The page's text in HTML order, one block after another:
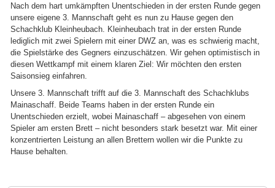
Nach dem hart umkämpften Unentschieden in der ersten Runde gegen
unsere eigene 3. Mannschaft geht es nun zu Hause gegen den
Schachklub Kleinheubach. Kleinheubach trat in der ersten Runde
lediglich mit zwei Spielern mit einer DWZ an, was es schwierig macht,
die Spielstärke des Gegners einzuschätzen. Wir gehen optimistisch in
diesen Wettkampf mit einem klaren Ziel: Wir möchten den ersten
Saisonsieg einfahren.
Unsere 3. Mannschaft trifft auf die 3. Mannschaft des Schachklubs
Mainaschaff. Beide Teams haben in der ersten Runde ein
Unentschieden erzielt, wobei Mainaschaff – abgesehen von einem
Spieler am ersten Brett – nicht besonders stark besetzt war. Mit einer
konzentrierten Leistung an allen Brettern wollen wir die Punkte zu
Hause behalten.